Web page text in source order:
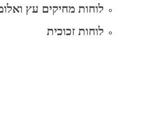
לוחות מחיקים עץ
לוחות זכוכית